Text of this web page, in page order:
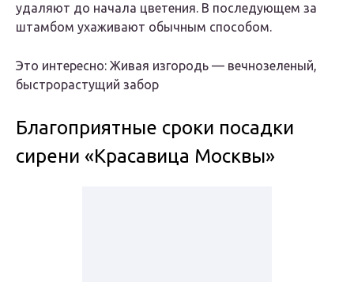
удаляют до начала цветения. В последующем за
штамбом ухаживают обычным способом.
Это интересно: Живая изгородь — вечнозеленый,
быстрорастущий забор
Благоприятные сроки посадки
сирени «Красавица Москвы»